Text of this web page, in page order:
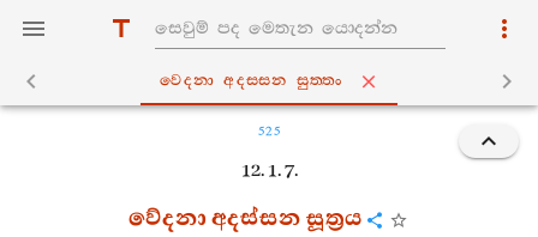
වෙදනා අදස‍්සන සුත‍්තං
525
12. 1. 7.
වේදනා අදස්සන සූත්‍රය